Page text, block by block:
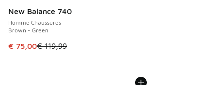
New Balance 740
Homme Chaussures
Brown - Green
Cet article est en promotion. Prix en baisse de € 119,99 à
€ 75,00€ 119,99